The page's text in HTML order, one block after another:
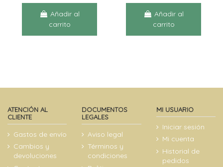
Añadir al
carrito
Añadir al
carrito
ATENCIÓN AL
CLIENTE
Gastos de envío
Cambios y
devoluciones
DOCUMENTOS
LEGALES
Aviso legal
Términos y
condiciones
MI USUARIO
Iniciar sesión
Mi cuenta
Historial de
pedidos